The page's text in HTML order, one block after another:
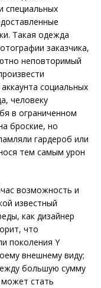
Такая одежда
заказчика,
неповторимый
социальных
человеку
в ограниченном
броские, но
гардероб или
тем самым урон
возможность и
известный
как дизайнер
что
поколения Y
внешнему виду;
большую сумму
может стать